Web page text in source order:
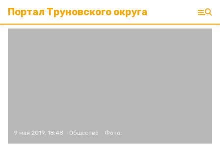
Портал Труновского округа
9 мая 2019, 18:48 Общество Фото: